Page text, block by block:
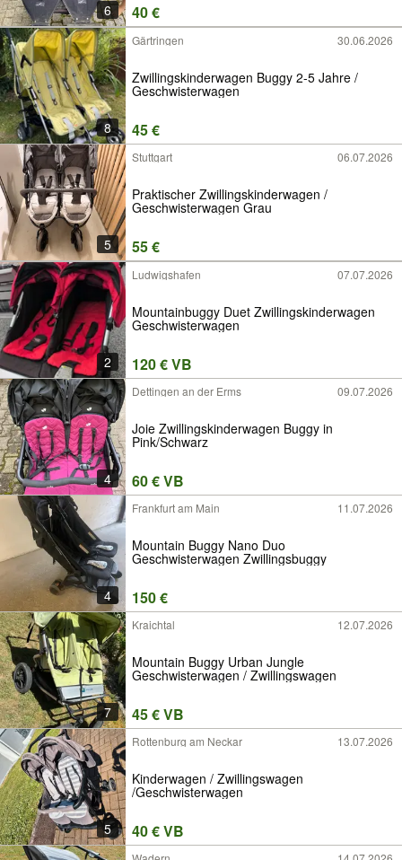
6 40 €
8
Gärtringen 30.06.2026
Zwillingskinderwagen Buggy 2-5 Jahre /
Geschwisterwagen
45 €
5
Stuttgart 06.07.2026
Praktischer Zwillingskinderwagen /
Geschwisterwagen Grau
55 €
2
Ludwigshafen 07.07.2026
Mountainbuggy Duet Zwillingskinderwagen
Geschwisterwagen
120 € VB
4
Dettingen an der Erms 09.07.2026
Joie Zwillingskinderwagen Buggy in
Pink/Schwarz
60 € VB
4
Frankfurt am Main 11.07.2026
Mountain Buggy Nano Duo
Geschwisterwagen Zwillingsbuggy
150 €
7
Kraichtal 12.07.2026
Mountain Buggy Urban Jungle
Geschwisterwagen / Zwillingswagen
45 € VB
5
Rottenburg am Neckar 13.07.2026
Kinderwagen / Zwillingswagen
/Geschwisterwagen
40 € VB